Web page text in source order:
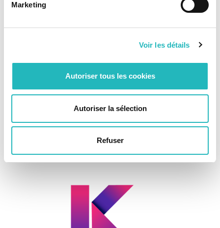
Marketing
Voir les détails
Autoriser tous les cookies
Autoriser la sélection
Refuser
Diretor Executivo da KCS iT na